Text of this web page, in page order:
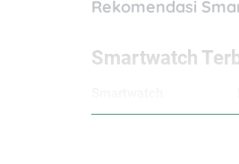
Rekomendasi